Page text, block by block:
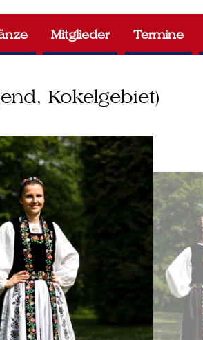
Mitglieder Termine
Kokelgebiet)